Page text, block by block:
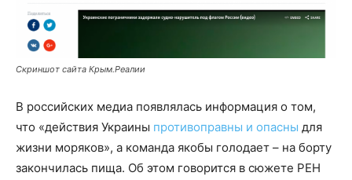
Скриншот сайта Крым.Реалии
В российских медиа появлялась информация о том,
что «действия Украины противоправны и опасны для
жизни моряков», а команда якобы голодает – на борту
закончилась пища. Об этом говорится в сюжете РЕН